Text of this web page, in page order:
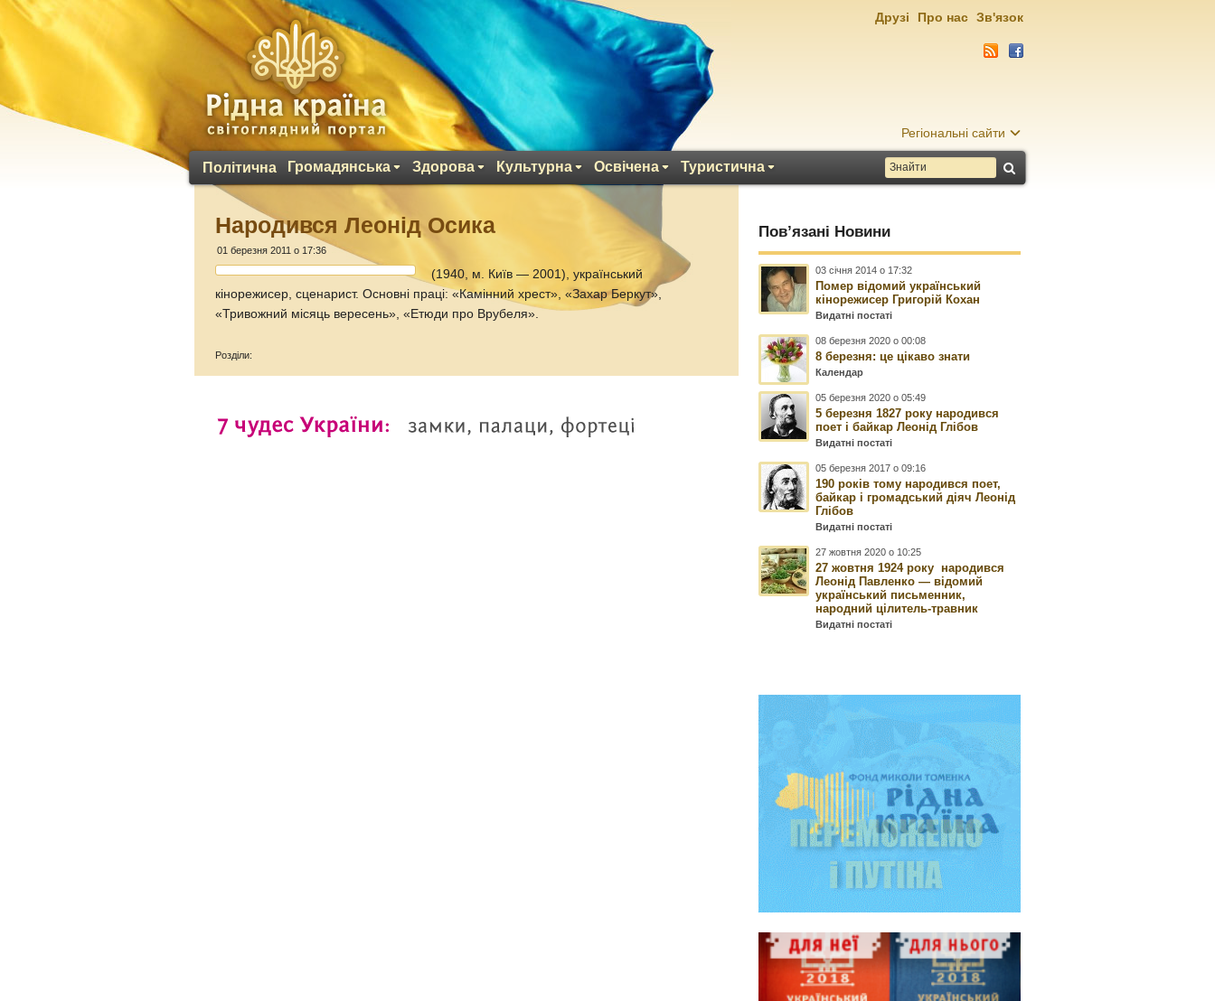
Регіональні сайти
Політична Громадянська Здорова Культурна Освічена Туристична
Друзі Про нас Зв'язок
Народився Леонід Осика
01 березня 2011 о 17:36
(1940, м. Київ — 2001), український
кінорежисер, сценарист. Основні праці: «Камінний хрест», «Захар Беркут»,
«Тривожний місяць вересень», «Етюди про Врубеля».
Розділи:
Пов’язані Новини
03 січня 2014 о 17:32
Помер відомий український
кінорежисер Григорій Кохан
Видатні постаті
08 березня 2020 о 00:08
8 березня: це цікаво знати
Календар
05 березня 2020 о 05:49
5 березня 1827 року народився
поет і байкар Леонід Глібов
Видатні постаті
05 березня 2017 о 09:16
190 років тому народився поет,
байкар і громадський діяч Леонід
Глібов
Видатні постаті
27 жовтня 2020 о 10:25
27 жовтня 1924 року народився
Леонід Павленко — відомий
український письменник,
народний цілитель-травник
Видатні постаті